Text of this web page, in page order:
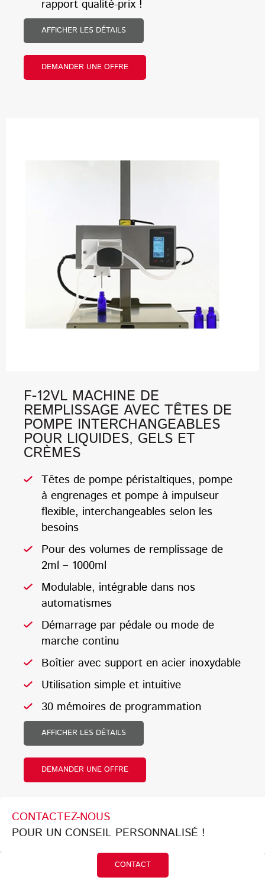
rapport qualité-prix !
AFFICHER LES DÉTAILS
DEMANDER UNE OFFRE
F-12VL MACHINE DE
REMPLISSAGE AVEC TÊTES DE
POMPE INTERCHANGEABLES
POUR LIQUIDES, GELS ET
CRÈMES
Têtes de pompe péristaltiques, pompe
à engrenages et pompe à impulseur
flexible, interchangeables selon les
besoins
Pour des volumes de remplissage de
2ml – 1000ml
Modulable, intégrable dans nos
automatismes
Démarrage par pédale ou mode de
marche continu
Boîtier avec support en acier inoxydable
Utilisation simple et intuitive
30 mémoires de programmation
AFFICHER LES DÉTAILS
DEMANDER UNE OFFRE
CONTACTEZ-NOUS
POUR UN CONSEIL PERSONNALISÉ !
CONTACT